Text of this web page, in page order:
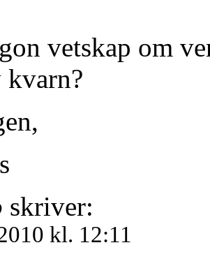
vetskap om
kvarn?
skriver:
kl. 12:11